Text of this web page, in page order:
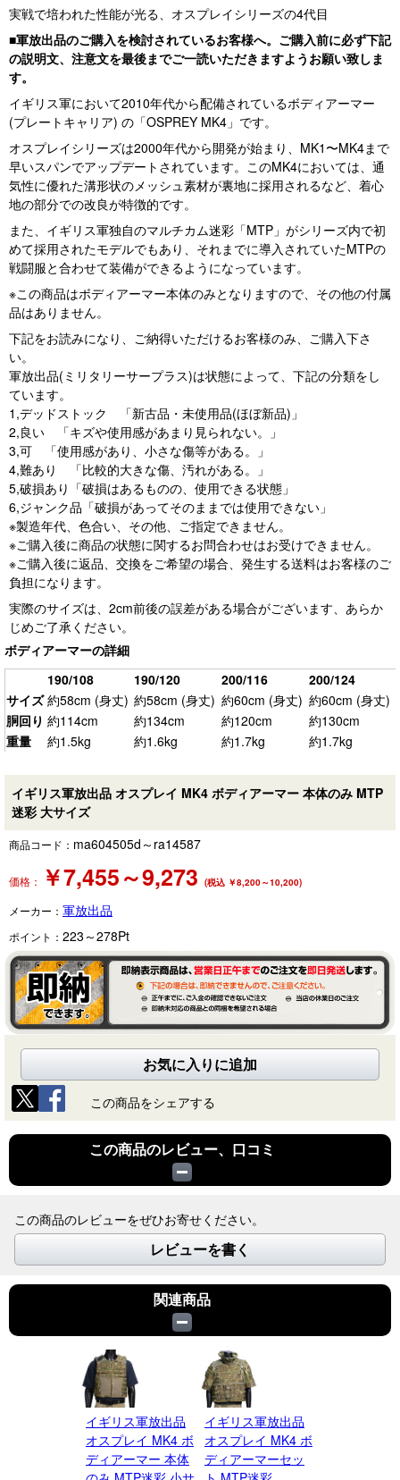
実戦で培われた性能が光る、オスプレイシリーズの4代目
■軍放出品のご購入を検討されているお客様へ。ご購入前に必ず下記
の説明文、注意文を最後までご一読いただきますようお願い致しま
す。
イギリス軍において2010年代から配備されているボディアーマー
(プレートキャリア) の「OSPREY MK4」です。
オスプレイシリーズは2000年代から開発が始まり、MK1〜MK4まで
早いスパンでアップデートされています。このMK4においては、通
気性に優れた溝形状のメッシュ素材が裏地に採用されるなど、着心
地の部分での改良が特徴的です。
また、イギリス軍独自のマルチカム迷彩「MTP」がシリーズ内で初
めて採用されたモデルでもあり、それまでに導入されていたMTPの
戦闘服と合わせて装備ができるようになっています。
※この商品はボディアーマー本体のみとなりますので、その他の付属
品はありません。
下記をお読みになり、ご納得いただけるお客様のみ、ご購入下さ
い。
軍放出品(ミリタリーサープラス)は状態によって、下記の分類をし
ています。
1,デッドストック 「新古品・未使用品(ほぼ新品)」
2,良い 「キズや使用感があまり見られない。」
3,可 「使用感があり、小さな傷等がある。」
4,難あり 「比較的大きな傷、汚れがある。」
5,破損あり「破損はあるものの、使用できる状態」
6,ジャンク品「破損があってそのままでは使用できない」
※製造年代、色合い、その他、ご指定できません。
※ご購入後に商品の状態に関するお問合わせはお受けできません。
※ご購入後に返品、交換をご希望の場合、発生する送料はお客様のご
負担になります。
実際のサイズは、2cm前後の誤差がある場合がございます、あらか
じめご了承ください。
ボディアーマーの詳細
190/108
190/120 200/116
200/124
サイズ 約58cm (身丈) 約58cm (身丈) 約60cm (身丈) 約60cm (身丈)
胴回り 約114cm 約134cm 約120cm
約130cm
重量
約1.5kg 約1.6kg 約1.7kg 約1.7kg
イギリス軍放出品 オスプレイ MK4 ボディアーマー 本体のみ MTP
迷彩 大サイズ
商品コード： ma604505d～ra14587
価格： ￥7,455～9,273 (税込 ￥8,200～10,200)
メーカー： 軍放出品
ポイント： 223～278Pt
お気に入りに追加
この商品をシェアする
この商品のレビュー、口コミ
この商品のレビューをぜひお寄せください。
レビューを書く
関連商品
イギリス軍放出品
オスプレイ MK4 ボ
ディアーマー 本体
イギリス軍放出品
オスプレイ MK4 ボ
ディアーマーセッ